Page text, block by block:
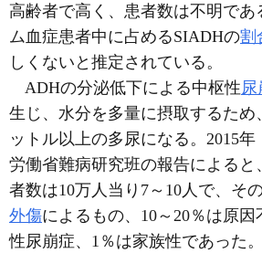
高齢者で高く、患者数は不明であ
ム血症患者中に占めるSIADHの割
しくないと推定されている。
ADHの分泌低下による中枢性尿
生じ、水分を多量に摂取するため
ットル以上の多尿になる。2015年
労働省難病研究班の報告によると
者数は10万人当り7～10人で、そ
外傷によるもの、10～20％は原
性尿崩症、1％は家族性であった